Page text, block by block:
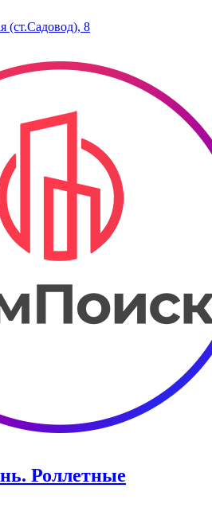
(ст.Садовод), 8
Роллетные